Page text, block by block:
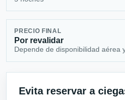
PRECIO FINAL
Por revalidar
Depende de disponibilidad aérea
Evita reservar a